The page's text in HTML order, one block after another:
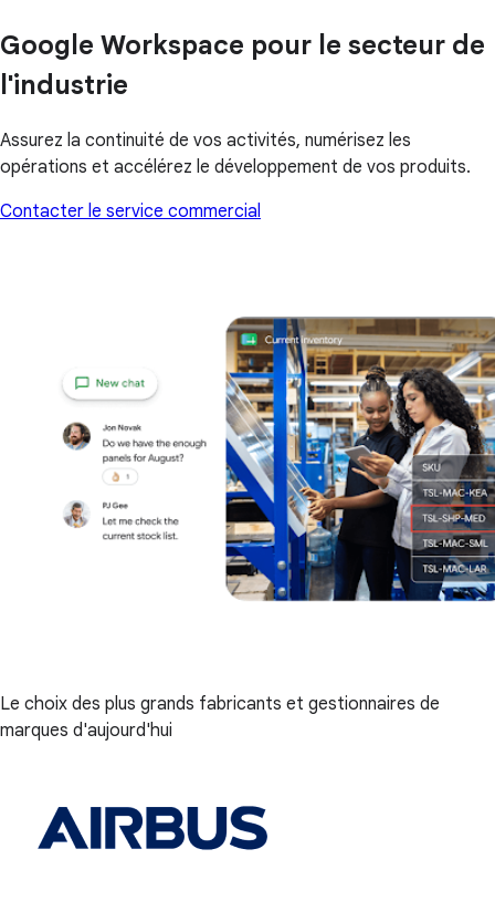
Google Workspace pour le secteur de
l'industrie
Assurez la continuité de vos activités, numérisez les
opérations et accélérez le développement de vos produits.
Contacter le service commercial
Le choix des plus grands fabricants et gestionnaires de
marques d'aujourd'hui